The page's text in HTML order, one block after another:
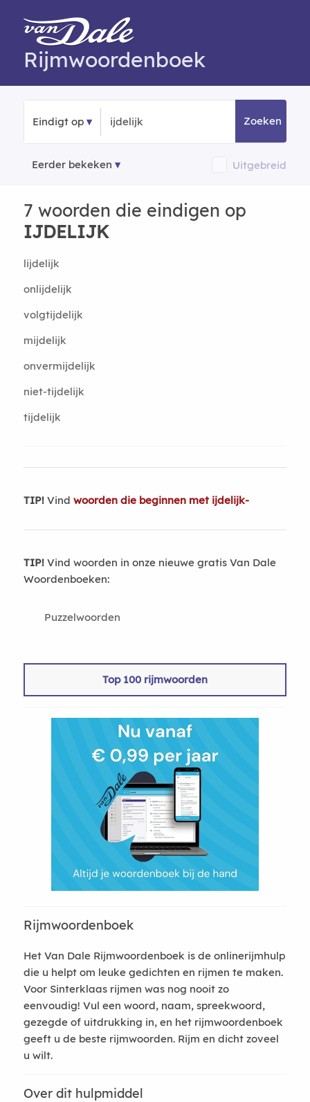
Rijmwoordenboek
Eindigt op Zoeken
Eerder bekeken Uitgebreid
7 woorden die eindigen op
IJDELIJK
lijdelijk
onlijdelijk
volgtijdelijk
mijdelijk
onvermijdelijk
niet-tijdelijk
tijdelijk
TIP!Vind woorden die beginnen met ijdelijk-
TIP!Vind woorden in onze nieuwe gratis Van Dale
Woordenboeken:
Puzzelwoorden
Top 100 rijmwoorden
Rijmwoordenboek
Het Van Dale Rijmwoordenboek is de onlinerijmhulp
die u helpt om leuke gedichten en rijmen te maken.
Voor Sinterklaas rijmen was nog nooit zo
eenvoudig! Vul een woord, naam, spreekwoord,
gezegde of uitdrukking in, en het rijmwoordenboek
geeft u de beste rijmwoorden. Rijm en dicht zoveel
u wilt.
Over dit hulpmiddel